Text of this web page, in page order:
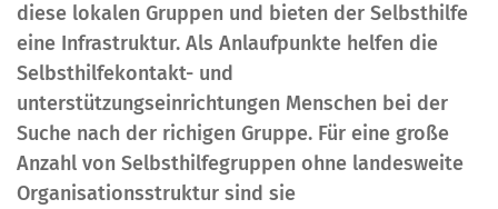
diese lokalen Gruppen und bieten der Selbsthilfe
eine Infrastruktur. Als Anlaufpunkte helfen die
Selbsthilfekontakt- und
unterstützungseinrichtungen Menschen bei der
Suche nach der richigen Gruppe. Für eine große
Anzahl von Selbsthilfegruppen ohne landesweite
Organisationsstruktur sind sie